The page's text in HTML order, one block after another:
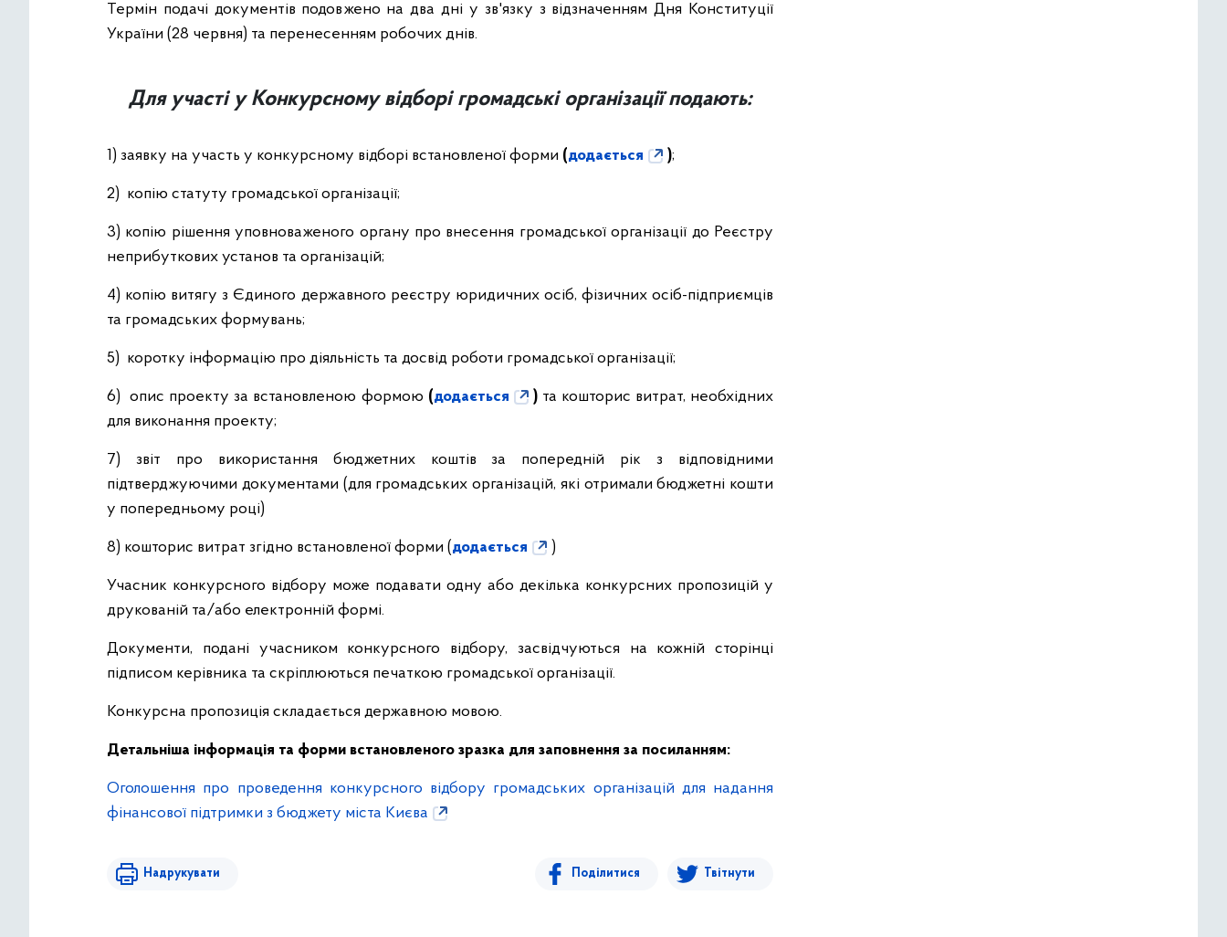
Термін подачі документів подовжено на два дні у зв'язку з відзначенням Дня Конституції
України (28 червня) та перенесенням робочих днів.
Для участі у Конкурсному відборі громадські організації подають:
1) заявку на участь у конкурсному відборі встановленої форми (додається );
2) копію статуту громадської організації;
3) копію рішення уповноваженого органу про внесення громадської організації до Реєстру
неприбуткових установ та організацій;
4) копію витягу з Єдиного державного реєстру юридичних осіб, фізичних осіб-підприємців
та громадських формувань;
5) коротку інформацію про діяльність та досвід роботи громадської організації;
6) опис проекту за встановленою формою (додається ) та кошторис витрат, необхідних
для виконання проекту;
7) звіт про використання бюджетних коштів за попередній рік з відповідними
підтверджуючими документами (для громадських організацій, які отримали бюджетні кошти
у попередньому році)
8) кошторис витрат згідно встановленої форми (додається )
Учасник конкурсного відбору може подавати одну або декілька конкурсних пропозицій у
друкованій та/або електронній формі.
Документи, подані учасником конкурсного відбору, засвідчуються на кожній сторінці
підписом керівника та скріплюються печаткою громадської організації.
Конкурсна пропозиція складається державною мовою.
Детальніша інформація та форми встановленого зразка для заповнення за посиланням:
Оголошення про проведення конкурсного відбору громадських організацій для надання
фінансової підтримки з бюджету міста Києва
Надрукувати Поділитися Твітнути